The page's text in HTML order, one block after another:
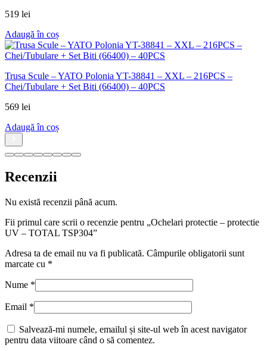
519 lei
Adaugă în coș
Trusa Scule – YATO Polonia YT-38841 – XXL – 216PCS –
Chei/Tubulare + Set Biti (66400) – 40PCS
569 lei
Adaugă în coș
Recenzii
Nu există recenzii până acum.
Fii primul care scrii o recenzie pentru „Ochelari protectie – protectie
UV – TOTAL TSP304”
Adresa ta de email nu va fi publicată. Câmpurile obligatorii sunt
marcate cu *
Nume *
Email *
Salvează-mi numele, emailul și site-ul web în acest navigator
pentru data viitoare când o să comentez.